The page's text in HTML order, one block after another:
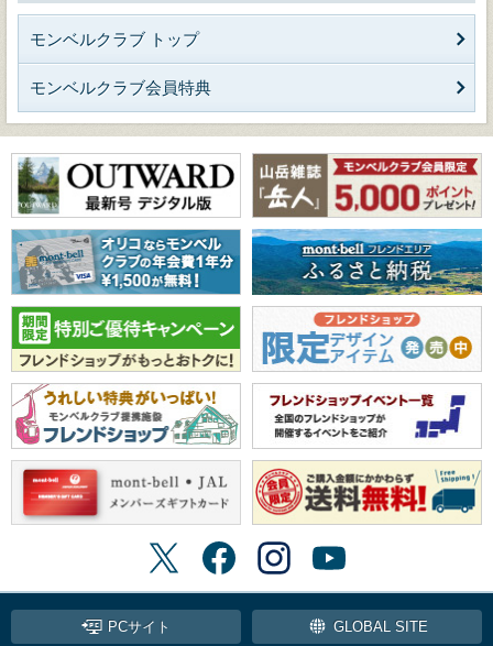
モンベルクラブ トップ
モンベルクラブ会員特典
PCサイト GLOBAL SITE